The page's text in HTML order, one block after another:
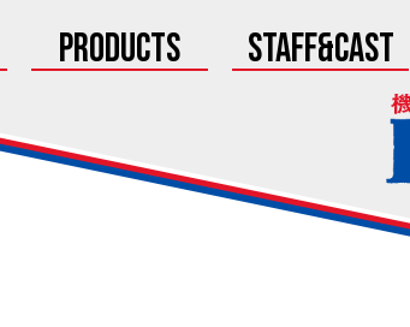
Products Staff&Cast